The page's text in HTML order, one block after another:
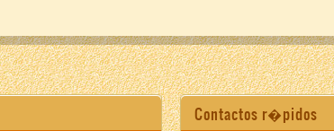
Contactos r�pidos